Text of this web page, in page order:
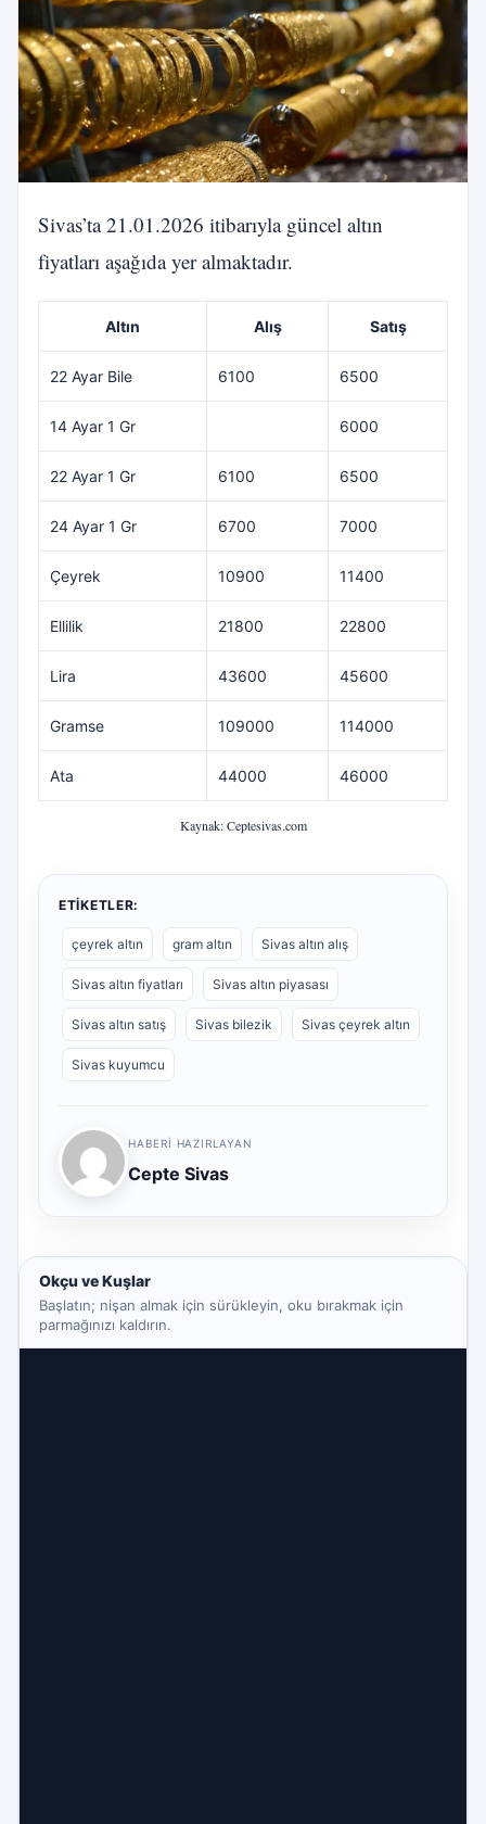
Sivas’ta 21.01.2026 itibarıyla güncel altın
fiyatları aşağıda yer almaktadır.
Altın Alış Satış
22 Ayar Bile 6100 6500
14 Ayar 1 Gr 6000
22 Ayar 1 Gr 6100 6500
24 Ayar 1 Gr 6700 7000
Çeyrek 10900 11400
Ellilik 21800 22800
Lira 43600 45600
Gramse 109000 114000
Ata 44000 46000
Kaynak: Ceptesivas.com
ETIKETLER:
çeyrek altın gram altın Sivas altın alış
Sivas altın fiyatları Sivas altın piyasası
Sivas altın satış Sivas bilezik Sivas çeyrek altın
Sivas kuyumcu
HABERI HAZIRLAYAN
Cepte Sivas
Okçu ve Kuşlar
Başlatın; nişan almak için sürükleyin, oku bırakmak için
parmağınızı kaldırın.